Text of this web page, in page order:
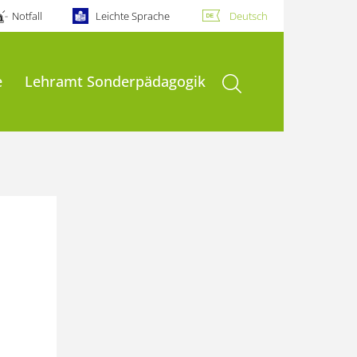
Notfall Leichte Sprache Deutsch
Lehramt Sonderpädagogik Suche öffnen